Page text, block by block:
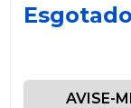
Esgotado
AVISE-